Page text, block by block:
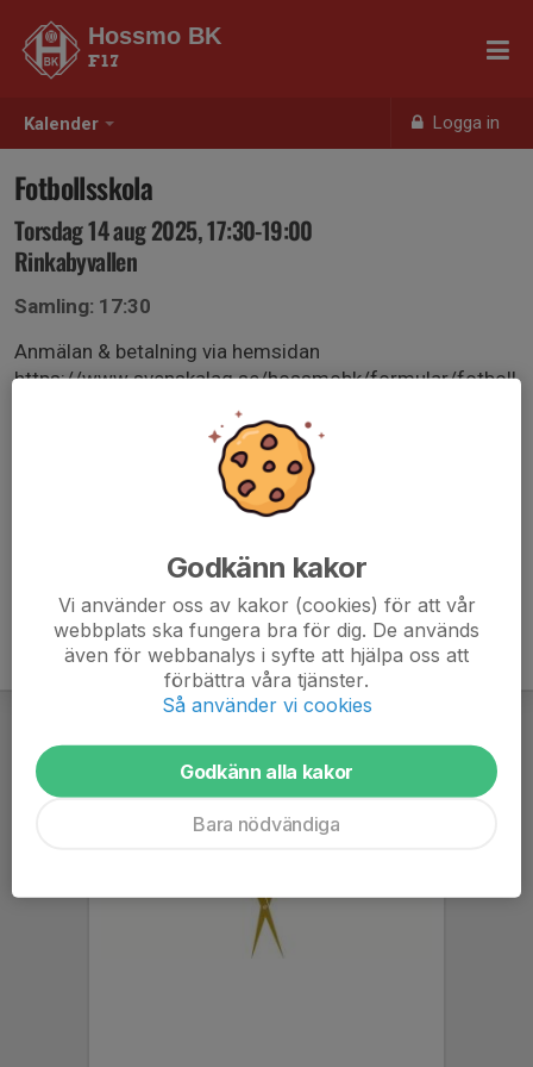
Kalender Logga in
Hossmo BK
F17
Fotbollsskola
Torsdag 14 aug 2025, 17:30-19:00
Rinkabyvallen
Samling: 17:30
Anmälan & betalning via hemsidan
https://www.svenskalag.se/hossmobk/formular/fotboll
sskola-hossmo-bk/27767
Godkänn kakor
Vi använder oss av kakor (cookies) för att vår
webbplats ska fungera bra för dig. De används
även för webbanalys i syfte att hjälpa oss att
förbättra våra tjänster.
Så använder vi cookies
Godkänn alla kakor
Bara nödvändiga